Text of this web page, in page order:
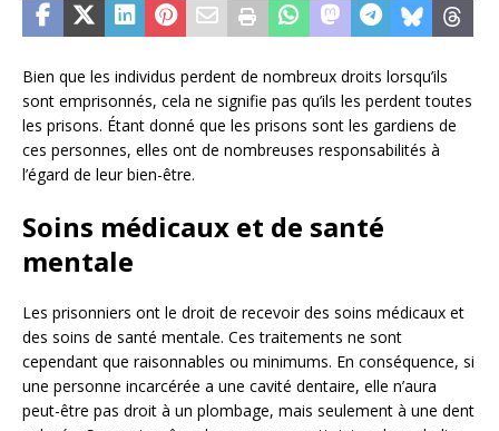
Bien que les individus perdent de nombreux droits lorsqu’ils
sont emprisonnés, cela ne signifie pas qu’ils les perdent toutes
les prisons. Étant donné que les prisons sont les gardiens de
ces personnes, elles ont de nombreuses responsabilités à
l’égard de leur bien-être.
Soins médicaux et de santé
mentale
Les prisonniers ont le droit de recevoir des soins médicaux et
des soins de santé mentale. Ces traitements ne sont
cependant que raisonnables ou minimums. En conséquence, si
une personne incarcérée a une cavité dentaire, elle n’aura
peut-être pas droit à un plombage, mais seulement à une dent